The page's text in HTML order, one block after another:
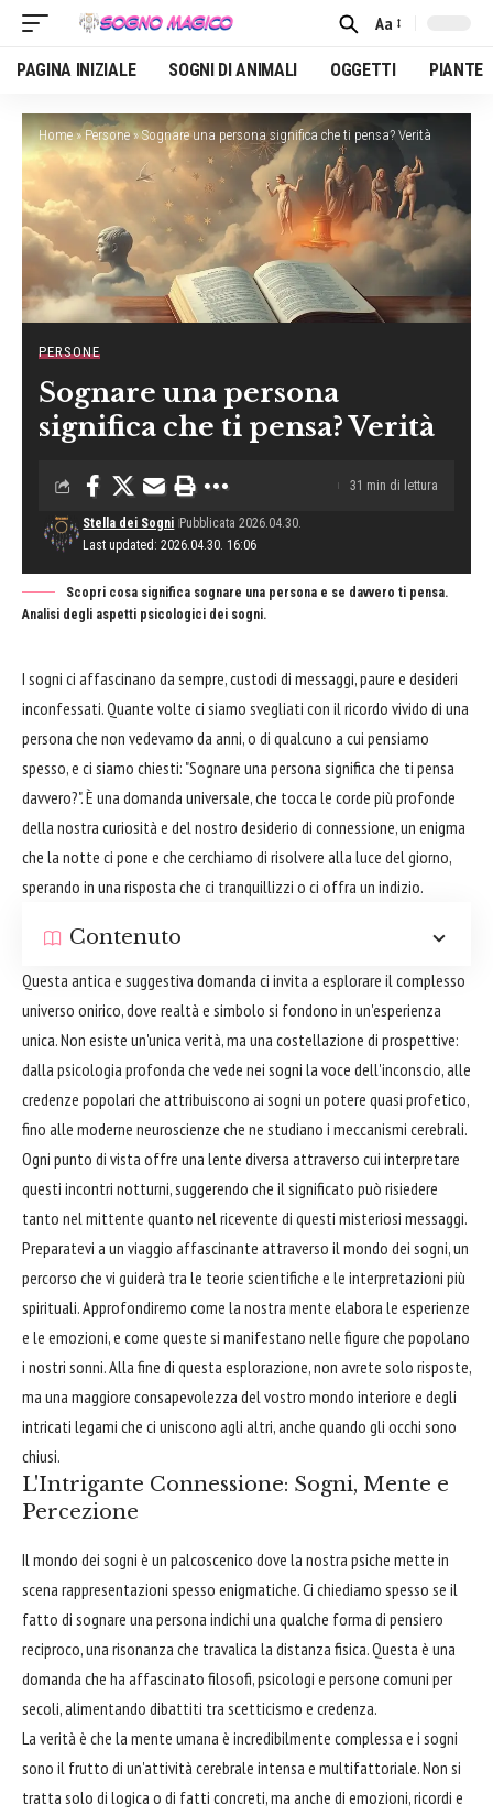
Font
Resizer
Aa
PAGINA INIZIALE SOGNI DI ANIMALI OGGETTI PIANTE
Home»Persone »Sognare una persona significa che ti pensa? Verità
PERSONE
Sognare una persona
significa che ti pensa? Verità
Last updated: 2026.04.30. 16:06
Stella dei Sogni Pubblicata 2026.04.30.
31 min di lettura
Scopri cosa significa sognare una persona e se davvero ti pensa.
Analisi degli aspetti psicologici dei sogni.
I sogni ci affascinano da sempre, custodi di messaggi, paure e desideri
inconfessati. Quante volte ci siamo svegliati con il ricordo vivido di una
persona che non vedevamo da anni, o di qualcuno a cui pensiamo
spesso, e ci siamo chiesti: "Sognare una persona significa che ti pensa
davvero?". È una domanda universale, che tocca le corde più profonde
della nostra curiosità e del nostro desiderio di connessione, un enigma
che la notte ci pone e che cerchiamo di risolvere alla luce del giorno,
sperando in una risposta che ci tranquillizzi o ci offra un indizio.
Contenuto
Questa antica e suggestiva domanda ci invita a esplorare il complesso
universo onirico, dove realtà e simbolo si fondono in un'esperienza
unica. Non esiste un'unica verità, ma una costellazione di prospettive:
dalla psicologia profonda che vede nei sogni la voce dell'inconscio, alle
credenze popolari che attribuiscono ai sogni un potere quasi profetico,
fino alle moderne neuroscienze che ne studiano i meccanismi cerebrali.
Ogni punto di vista offre una lente diversa attraverso cui interpretare
questi incontri notturni, suggerendo che il significato può risiedere
tanto nel mittente quanto nel ricevente di questi misteriosi messaggi.
Preparatevi a un viaggio affascinante attraverso il mondo dei sogni, un
percorso che vi guiderà tra le teorie scientifiche e le interpretazioni più
spirituali. Approfondiremo come la nostra mente elabora le esperienze
e le emozioni, e come queste si manifestano nelle figure che popolano
i nostri sonni. Alla fine di questa esplorazione, non avrete solo risposte,
ma una maggiore consapevolezza del vostro mondo interiore e degli
intricati legami che ci uniscono agli altri, anche quando gli occhi sono
chiusi.
L'Intrigante Connessione: Sogni, Mente e
Percezione
Il mondo dei sogni è un palcoscenico dove la nostra psiche mette in
scena rappresentazioni spesso enigmatiche. Ci chiediamo spesso se il
fatto di sognare una persona indichi una qualche forma di pensiero
reciproco, una risonanza che travalica la distanza fisica. Questa è una
domanda che ha affascinato filosofi, psicologi e persone comuni per
secoli, alimentando dibattiti tra scetticismo e credenza.
La verità è che la mente umana è incredibilmente complessa e i sogni
sono il frutto di un'attività cerebrale intensa e multifattoriale. Non si
tratta solo di logica o di fatti concreti, ma anche di emozioni, ricordi e